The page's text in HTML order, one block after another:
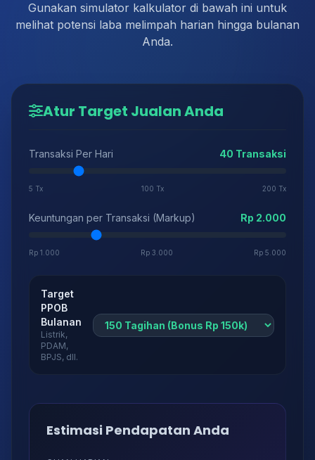
Gunakan simulator kalkulator di bawah ini untuk
melihat potensi laba melimpah harian hingga bulanan
Anda.
Atur Target Jualan Anda
Transaksi Per Hari 40 Transaksi
5 Tx 100 Tx 200 Tx
Keuntungan per Transaksi (Markup) Rp 2.000
Rp 1.000 Rp 3.000 Rp 5.000
Target
PPOB
Bulanan
Listrik,
PDAM,
BPJS, dll.
Estimasi Pendapatan Anda